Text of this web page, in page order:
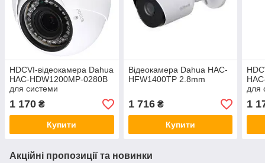
HDCVI-відеокамера Dahua
HAC-HDW1200MP-0280B
для системи
відеоспостереження
1 170 ₴
Купити
Відеокамера Dahua HAC-
HFW1400TP 2.8mm
1 716₴
Купити
для
1
Акційні пропозиції та новинки